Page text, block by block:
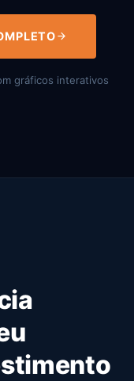
gráficos interativos